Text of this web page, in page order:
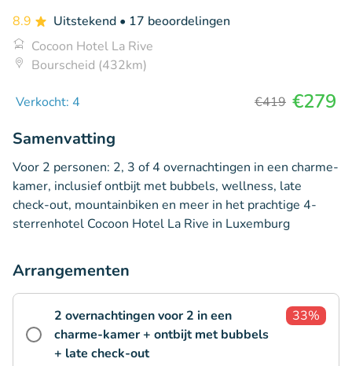
8.9 Uitstekend • 17 beoordelingen
Cocoon Hotel La Rive
Bourscheid (432km)
Verkocht: 4 €419 €279
Samenvatting
Voor 2 personen: 2, 3 of 4 overnachtingen in een charme-
kamer, inclusief ontbijt met bubbels, wellness, late
check-out, mountainbiken en meer in het prachtige 4-
sterrenhotel Cocoon Hotel La Rive in Luxemburg
Arrangementen
2 overnachtingen voor 2 in een
charme-kamer + ontbijt met bubbels
+ late check-out
33%